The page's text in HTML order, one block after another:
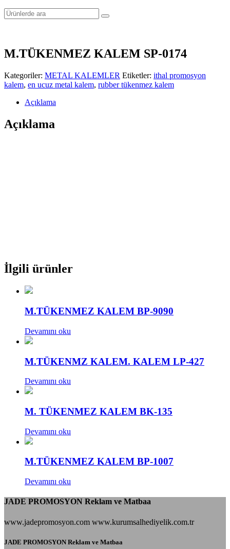
M.TÜKENMEZ KALEM SP-0174
Kategoriler: METAL KALEMLER Etiketler: ithal promosyon
kalem, en ucuz metal kalem, rubber tükenmez kalem
Açıklama
Açıklama
İlgili ürünler
M.TÜKENMEZ KALEM BP-9090
Devamını oku
M.TÜKENMZ KALEM. KALEM LP-427
Devamını oku
M. TÜKENMEZ KALEM BK-135
Devamını oku
M.TÜKENMEZ KALEM BP-1007
Devamını oku
JADE PROMOSYON Reklam ve Matbaa
www.jadepromosyon.com www.kurumsalhediyelik.com.tr
JADE PROMOSYON Reklam ve Matbaa